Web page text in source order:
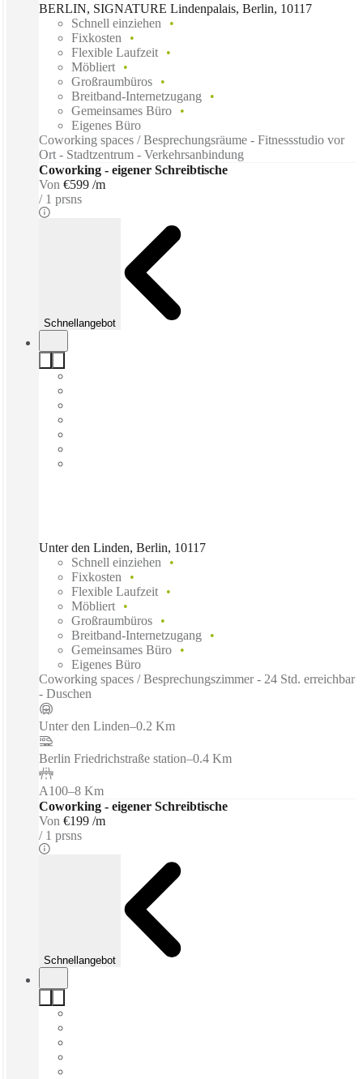
BERLIN, SIGNATURE Lindenpalais, Berlin, 10117
Schnell einziehen
Fixkosten
Flexible Laufzeit
Möbliert
Großraumbüros
Breitband-Internetzugang
Gemeinsames Büro
Eigenes Büro
Coworking spaces / Besprechungsräume - Fitnessstudio vor
Ort - Stadtzentrum - Verkehrsanbindung
Coworking - eigener Schreibtische
Von €599 /m
1 prsns
Schnellangebot
Unter den Linden, Berlin, 10117
Schnell einziehen
Fixkosten
Flexible Laufzeit
Möbliert
Großraumbüros
Breitband-Internetzugang
Gemeinsames Büro
Eigenes Büro
Coworking spaces / Besprechungszimmer - 24 Std. erreichbar
- Duschen
Unter den Linden–0.2 Km
Berlin Friedrichstraße station–0.4 Km
A100–8 Km
Coworking - eigener Schreibtische
Von €199 /m
1 prsns
Schnellangebot